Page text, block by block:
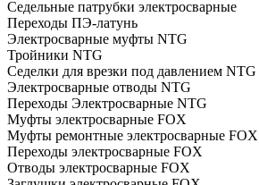
Седельные патрубки электросварные
Переходы ПЭ-латунь
Электросварные муфты NTG
Тройники NTG
Седелки для врезки под давлением NTG
Электросварные отводы NTG
Переходы Электросварные NTG
Муфты электросварные FOX
Муфты ремонтные электросварные FOX
Переходы электросварные FOX
Отводы электросварные FOX